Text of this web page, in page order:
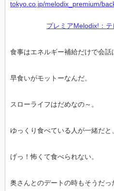
プレミアMelodix!：
食事はエネルギー補給だけで会話
早食いがモットーなんだ。
スローライフはだめなの～。
ゆっくり食べている人が一緒だと
げっ！怖くて食べられない。
奥さんとのデートの時もそうだっ